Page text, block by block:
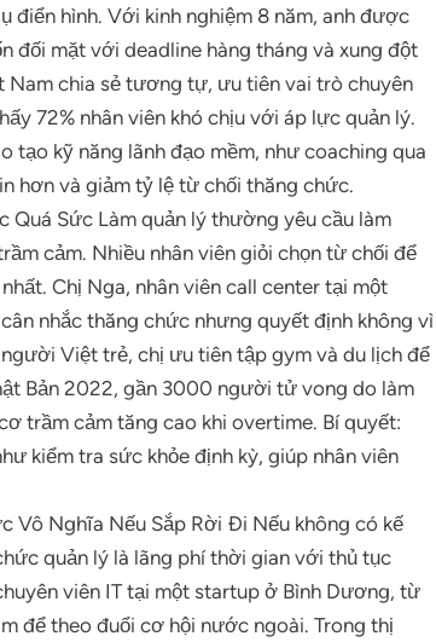
điển hình. Với kinh nghiệm 8 năm, anh được
đối mặt với deadline hàng tháng và xung đột
chia sẻ tương tự, ưu tiên vai trò chuyên
72% nhân viên khó chịu với áp lực quản lý.
tạo kỹ năng lãnh đạo mềm, như coaching qua
hơn và giảm tỷ lệ từ chối thăng chức.
Quá Sức Làm quản lý thường yêu cầu làm
cảm. Nhiều nhân viên giỏi chọn từ chối để
Chị Nga, nhân viên call center tại một
nhắc thăng chức nhưng quyết định không vì
Việt trẻ, chị ưu tiên tập gym và du lịch để
Bản 2022, gần 3000 người tử vong do làm
trầm cảm tăng cao khi overtime. Bí quyết:
kiểm tra sức khỏe định kỳ, giúp nhân viên
Vô Nghĩa Nếu Sắp Rời Đi Nếu không có kế
quản lý là lãng phí thời gian với thủ tục
viên IT tại một startup ở Bình Dương, từ
để theo đuổi cơ hội nước ngoài. Trong thị